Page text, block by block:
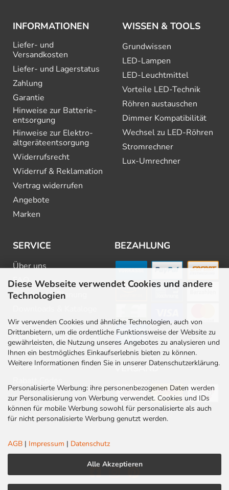
Diese Webseite verwendet Cookies und andere
Technologien
Wir verwenden Cookies und ähnliche Technologien, auch von
Drittanbietern, um die ordentliche Funktionsweise der Website zu
gewährleisten, die Nutzung unseres Angebotes zu analysieren und
Ihnen ein bestmögliches Einkaufserlebnis bieten zu können.
Weitere Informationen finden Sie in unserer Datenschutzerklärung.
Personalisierte Werbung: ihre personenbezogenen Daten werden
zur Personalisierung von Werbung verwendet. Cookies und IDs
können für mobile Werbung sowohl für personalisierte als auch
für nicht personalisierte Werbung genutzt werden.
AGB | Impressum | Datenschutz
Alle Akzeptieren
INFORMATIONEN
Liefer- und
Versandkosten
Liefer- und Lagerstatus
Zahlung
Garantie
Hinweise zur Batterie­
entsorgung
Hinweise zur Elektro­
altgeräte­entsorgung
Widerrufsrecht
Widerruf & Reklamation
Vertrag widerrufen
Angebote
Marken
WISSEN & TOOLS
Grundwissen
LED-Lampen
LED-Leuchtmittel
Vorteile LED-Technik
Röhren austauschen
Dimmer Kompatibilität
Wechsel zu LED-Röhren
Stromrechner
Lux-Umrechner
SERVICE
Über uns
FAQ
Beratung & Planung
Newsletter
Barrierefreiheit
Stellenangebote
Kontakt
BEZAHLUNG
VERSAND